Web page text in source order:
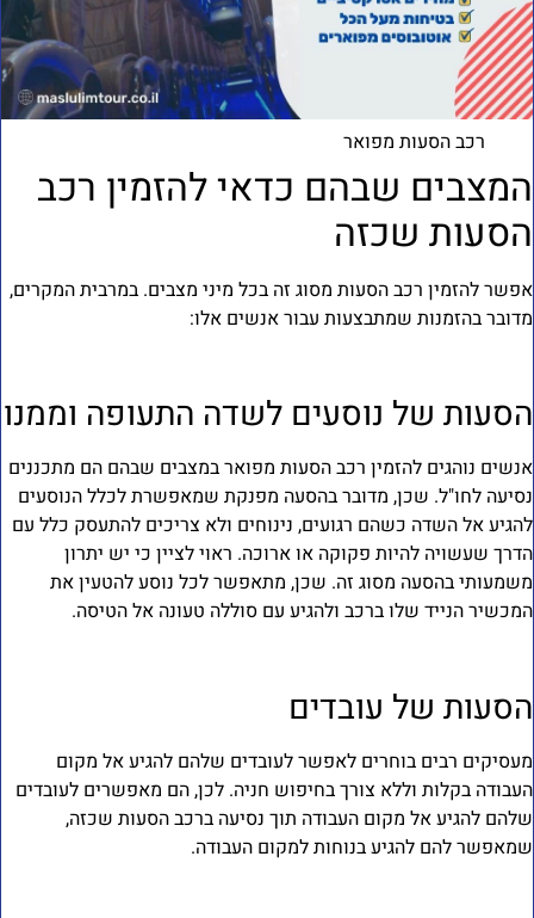
רכב הסעות מפואר
שבהם כדאי להזמין רכב
שכזה
להזמין רכב הסעות מסוג זה בכל מיני מצבים. במרבית המקרים,
בהזמנות שמתבצעות עבור אנשים אלו:
של נוסעים לשדה התעופה וממנו
נוהגים להזמין רכב הסעות מפואר במצבים שבהם הם מתכננים
לחו"ל. שכן, מדובר בהסעה מפנקת שמאפשרת לכלל הנוסעים
אל השדה כשהם רגועים, נינוחים ולא צריכים להתעסק כלל עם
שעשויה להיות פקוקה או ארוכה. ראוי לציין כי יש יתרון
בהסעה מסוג זה. שכן, מתאפשר לכל נוסע להטעין את
הנייד שלו ברכב ולהגיע עם סוללה טעונה אל הטיסה.
של עובדים
רבים בוחרים לאפשר לעובדים שלהם להגיע אל מקום
בקלות וללא צורך בחיפוש חניה. לכן, הם מאפשרים לעובדים
להגיע אל מקום העבודה תוך נסיעה ברכב הסעות שכזה,
להם להגיע בנוחות למקום העבודה.